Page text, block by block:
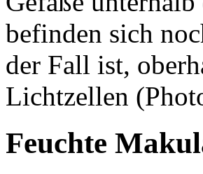
befinden sich
der Fall ist,
Lichtzellen
Feuchte